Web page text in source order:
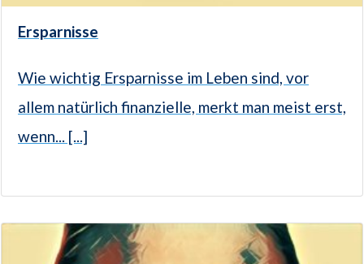
Ersparnisse
Wie wichtig Ersparnisse im Leben sind, vor
allem natürlich finanzielle, merkt man meist erst,
wenn... [...]